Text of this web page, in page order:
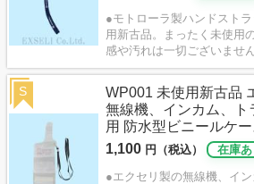
●モトローラ製ハンドスト
用新古品。まったく未使用
感や汚れは一切ございません
WP001 未使用新古品
無線機、インカム、ト
用 防水型ビニールケー
1,100 円（税込）
在庫あ
●エクセリ製の無線機、イ
S